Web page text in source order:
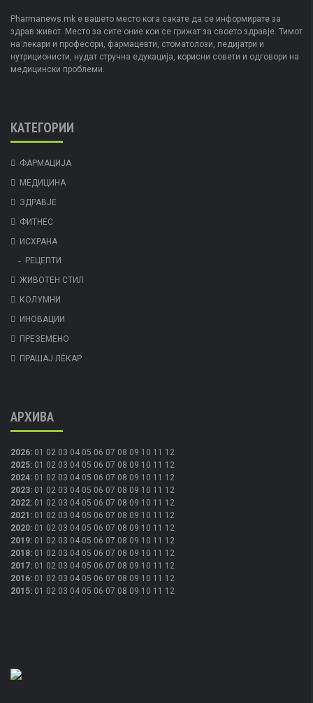
Pharmanews.mk е вашето место кога сакате да се информирате за
здрав живот. Место за сите оние кои се грижат за своето здравје. Тимот
на лекари и професори, фармацевти, стоматолози, педијатри и
нутриционисти, нудат стручна едукација, корисни совети и одговори на
медицински проблеми.
КАТЕГОРИИ
ФАРМАЦИЈА
МЕДИЦИНА
ЗДРАВЈЕ
ФИТНЕС
ИСХРАНА
РЕЦЕПТИ
ЖИВОТЕН СТИЛ
КОЛУМНИ
ИНОВАЦИИ
ПРЕЗЕМЕНО
ПРАШАЈ ЛЕКАР
АРХИВА
2026: 01 02 03 04 05 06 07 08 09 10 11 12
2025: 01 02 03 04 05 06 07 08 09 10 11 12
2024: 01 02 03 04 05 06 07 08 09 10 11 12
2023: 01 02 03 04 05 06 07 08 09 10 11 12
2022: 01 02 03 04 05 06 07 08 09 10 11 12
2021 : 01 02 03 04 05 06 07 08 09 10 11 12
2020: 01 02 03 04 05 06 07 08 09 10 11 12
2019: 01 02 03 04 05 06 07 08 09 10 11 12
2018: 01 02 03 04 05 06 07 08 09 10 11 12
2017: 01 02 03 04 05 06 07 08 09 10 11 12
2016: 01 02 03 04 05 06 07 08 09 10 11 12
2015: 01 02 03 04 05 06 07 08 09 10 11 12